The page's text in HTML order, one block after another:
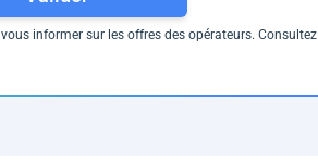
informer sur les offres des opérateurs.